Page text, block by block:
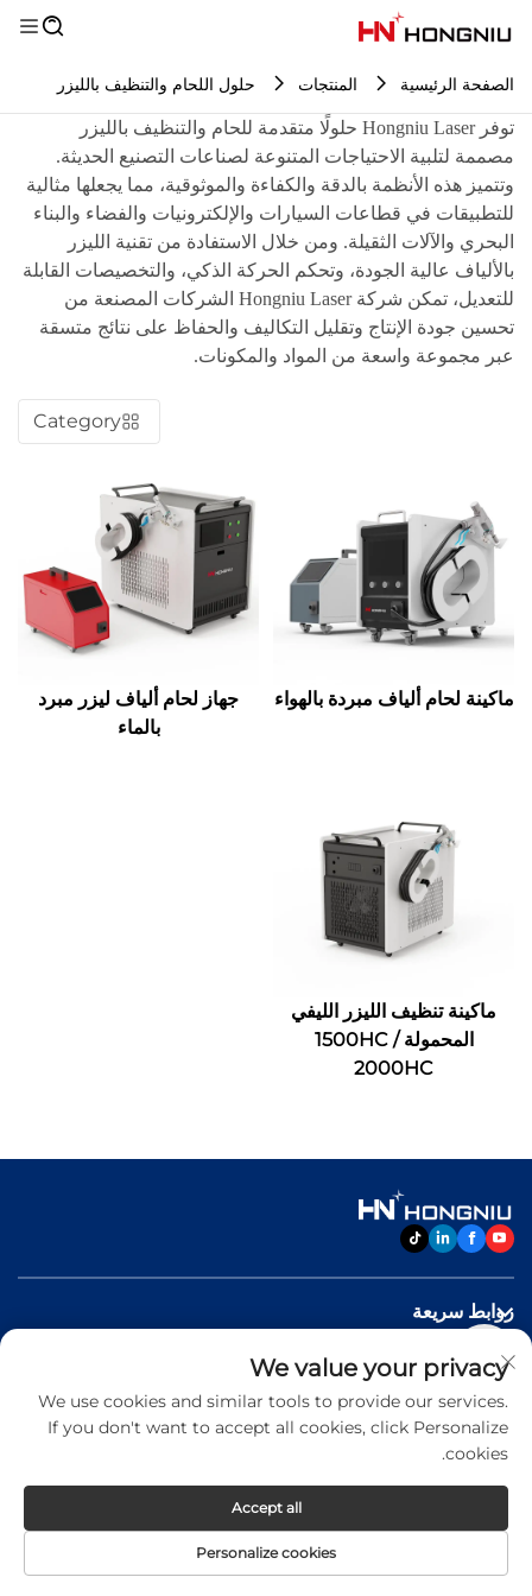
الصفحة الرئيسية المنتجات حلول اللحام والتنظيف بالليزر
توفر Hongniu Laser حلولًا متقدمة للحام والتنظيف بالليزر
مصممة لتلبية الاحتياجات المتنوعة لصناعات التصنيع الحديثة.
وتتميز هذه الأنظمة بالدقة والكفاءة والموثوقية، مما يجعلها مثالية
للتطبيقات في قطاعات السيارات والإلكترونيات والفضاء والبناء
البحري والآلات الثقيلة. ومن خلال الاستفادة من تقنية الليزر
بالألياف عالية الجودة، وتحكم الحركة الذكي، والتخصيصات القابلة
للتعديل، تمكن شركة Hongniu Laser الشركات المصنعة من
تحسين جودة الإنتاج وتقليل التكاليف والحفاظ على نتائج متسقة
عبر مجموعة واسعة من المواد والمكونات.
Category
ماكينة لحام ألياف مبردة بالهواء
جهاز لحام ألياف ليزر مبرد
بالماء
ماكينة تنظيف الليزر الليفي
المحمولة 1500HC /
2000HC
روابط سريعة
منتجات
اتصل بنا
Copyright © 2026 Jinan Hongniu Machinery Equipment
We value your privacy
We use cookies and similar tools to provide our services.
If you don't want to accept all cookies, click Personalize
cookies.
Personalize cookies
Accept all